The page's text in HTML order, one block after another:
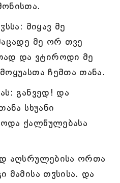
მიყავ მე
მე ორ თვე
და ვტიროდი მე
ჩემთა თანა.
განვედ! და
სხუანი
ქალწულებასა
აღსრულებისა ორთა
მამისა თჳსისა. და